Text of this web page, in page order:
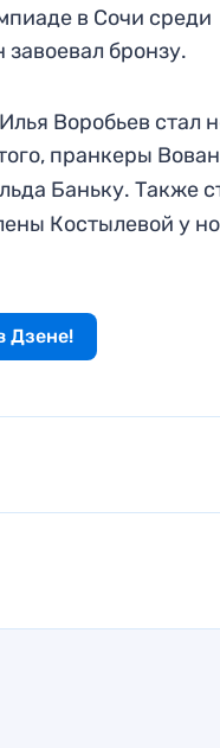
в Сочи среди
бронзу.
Воробьев стал
пранкеры
Баньку. Также
Костылевой у
Дзене!